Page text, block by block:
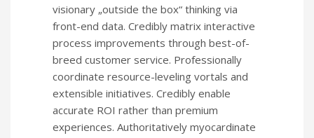
visionary „outside the box“ thinking via
front-end data. Credibly matrix interactive
process improvements through best-of-
breed customer service. Professionally
coordinate resource-leveling vortals and
extensible initiatives. Credibly enable
accurate ROI rather than premium
experiences. Authoritatively myocardinate